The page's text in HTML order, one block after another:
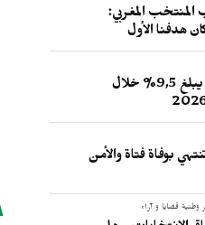
المغربي:
هدفنا الأول
معدل البطالة بالمغرب يبلغ 9,5% خلال
بوفاة فتاة والأمن
وطنية قضايا و آراء